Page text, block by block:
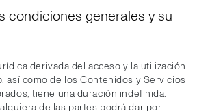
condiciones generales y su
derivada del acceso y la utilización
así como de los Contenidos y Servicios
tiene una duración indefinida.
de las partes podrá dar por